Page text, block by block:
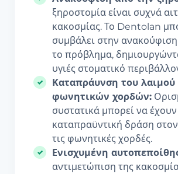
ξηροστομία είναι συχνά
κακοσμίας. Το Dentolan
συμβάλει στην
το πρόβλημα,
υγιές στοματικό
Καταπράυνση του λαιμού
φωνητικών χορδών:
συστατικά μπορεί να έχουν
καταπραϋντική δράση
τις φωνητικές χορδές.
Ενισχυμένη
αντιμετώπιση της